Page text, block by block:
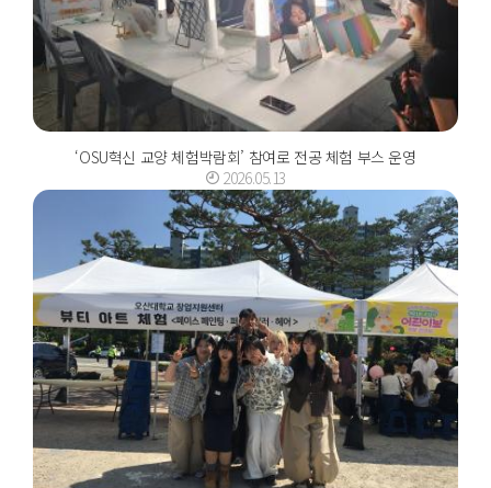
‘OSU혁신 교양 체험박람회’ 참여로 전공 체험 부스 운영
2026.05.13